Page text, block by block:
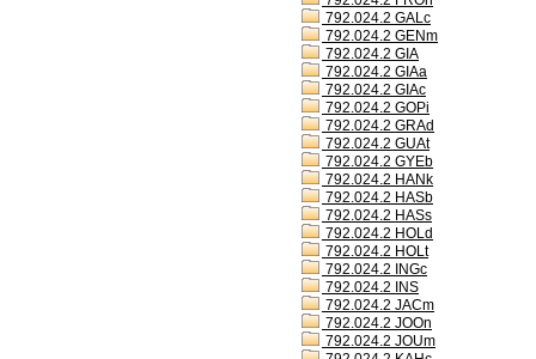
792.024.2 GALc
792.024.2 GENm
792.024.2 GIA
792.024.2 GIAa
792.024.2 GIAc
792.024.2 GOPi
792.024.2 GRAd
792.024.2 GUAt
792.024.2 GYEb
792.024.2 HANk
792.024.2 HASb
792.024.2 HASs
792.024.2 HOLd
792.024.2 HOLt
792.024.2 INGc
792.024.2 INS
792.024.2 JACm
792.024.2 JOOn
792.024.2 JOUm